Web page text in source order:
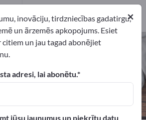
– atrodiet
piegādātājus
9
Ražotājs
×
inovāciju, tirdzniecības gadatirgu,
un ārzemēs apkopojums. Esiet
un jau tagad abonējiet
adresi, lai abonētu.
jūsu jaunumus un piekrītu datu